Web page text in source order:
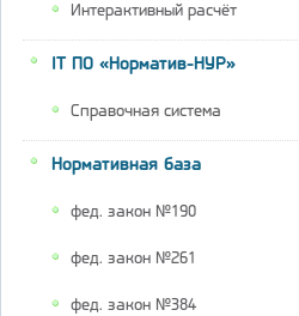
Интерактивный расчёт
IT ПО «Норматив-НУР»
Справочная система
Нормативная база
фед. закон №190
фед. закон №261
фед. закон №384